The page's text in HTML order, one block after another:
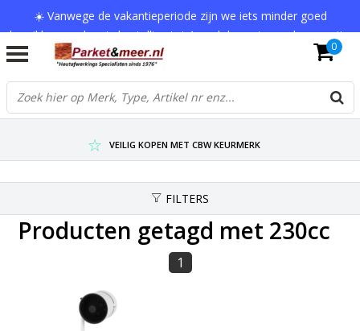
☀️ Vanwege de vakantieperiode zijn we iets minder goed
bereikbaar en kan je bestelling tot 1 werkdag extra onderweg zijn.
Bedankt voor je begrip!
VERZENDKOSTEN € 7,95 (GRATIS VA €75,-)
SCHERPSTE PRIJZEN TOT WEL 75% KORTING !
VEILIG KOPEN MET CBW KEURMERK
0
FILTERS
Producten getagd met 230cc
1